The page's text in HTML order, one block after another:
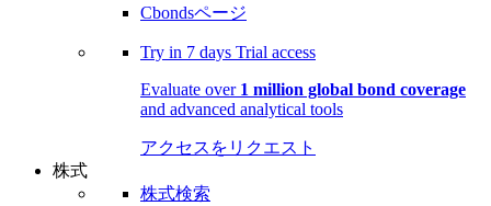
Cbondsページ
Try in 7 days Trial access
Evaluate over 1 million global bond coverage
and advanced analytical tools
アクセスをリクエスト
株式
株式検索